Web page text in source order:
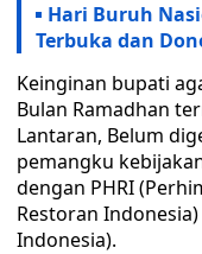
Hari Buruh
Terbuka dan
Keinginan bupati
Bulan Ramadhan
Lantaran, Belum
pemangku
dengan PHRI
Restoran
Indonesia).